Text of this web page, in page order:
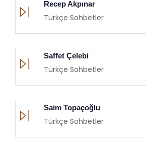
Recep Akpınar
Türkçe Sohbetler
Saffet Çelebi
Türkçe Sohbetler
Saim Topaçoğlu
Türkçe Sohbetler